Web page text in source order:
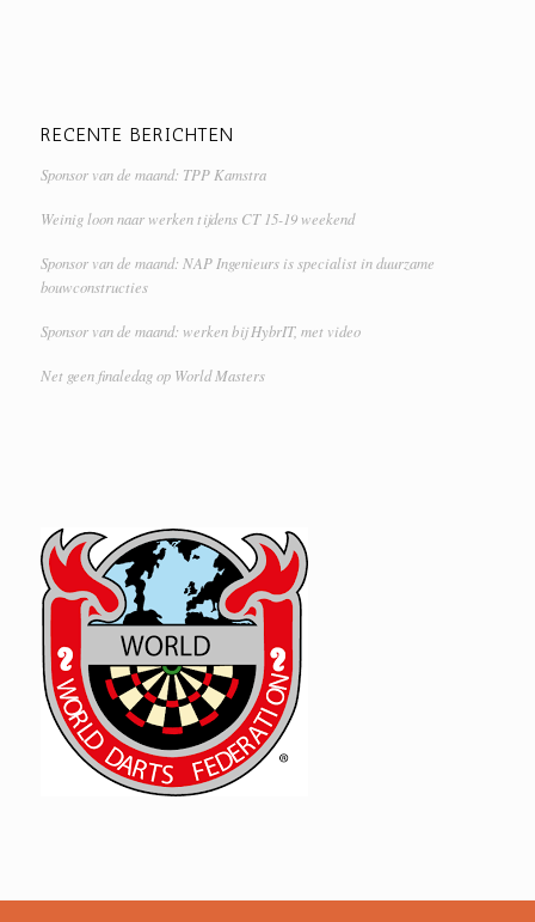
RECENTE BERICHTEN
Sponsor van de maand: TPP Kamstra
Weinig loon naar werken tijdens CT 15-19 weekend
Sponsor van de maand: NAP Ingenieurs is specialist in duurzame
bouwconstructies
Sponsor van de maand: werken bij HybrIT, met video
Net geen finaledag op World Masters